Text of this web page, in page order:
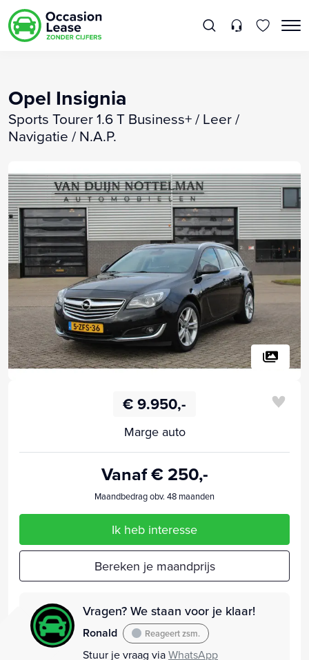
Opel Insignia
Sports Tourer 1.6 T Business+ / Leer /
Navigatie / N.A.P.
€ 9.950,-
Marge auto
Vanaf € 250,-
Maandbedrag obv. 48 maanden
Ik heb interesse
Bereken je maandprijs
Vragen? We staan voor je klaar!
Ronald Reageert zsm.
Stuur je vraag viaWhatsApp